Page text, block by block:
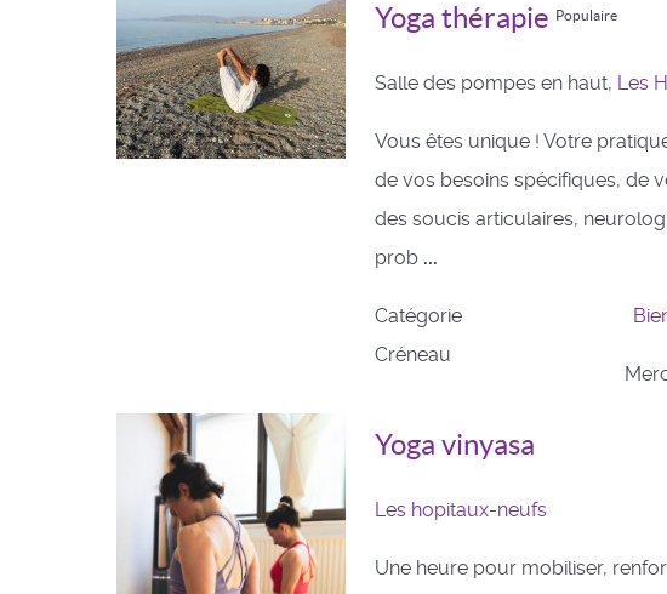
Yoga thérapie Populaire
Salle des pompes en haut, Les
Vous êtes unique ! Votre
de vos besoins spécifiques, de
des soucis articulaires,
prob ...
Catégorie
Créneau
Yoga vinyasa
Les hopitaux-neufs
Une heure pour mobiliser,